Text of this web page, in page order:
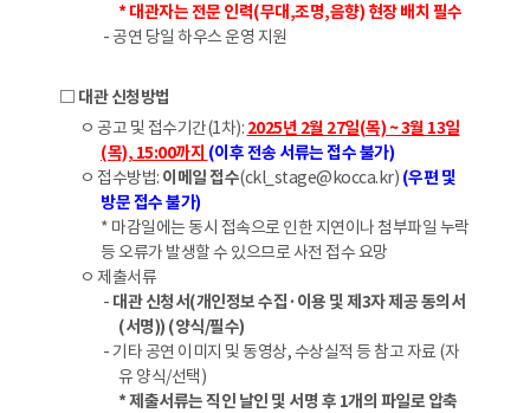
* 대관자는 전문 인력(무대,조명,음향) 현장 배치 필수
- 공연 당일 하우스 운영 지원
□ 대관 신청방법
ㅇ 공고 및 접수기간(1차): 2025년 2월 27일(목) ~ 3월 13일
(목), 15:00까지 (이후 전송 서류는 접수 불가)
ㅇ 접수방법: 이메일 접수(ckl_stage@kocca.kr) (우편 및
방문 접수 불가)
* 마감일에는 동시 접속으로 인한 지연이나 첨부파일 누락
등 오류가 발생할 수 있으므로 사전 접수 요망
ㅇ 제출서류
- 대관 신청서(개인정보 수집·이용 및 제3자 제공 동의서
(서명)) (양식/필수)
- 기타 공연 이미지 및 동영상, 수상실적 등 참고 자료 (자
유 양식/선택)
* 제출서류는 직인 날인 및 서명 후 1개의 파일로 압축